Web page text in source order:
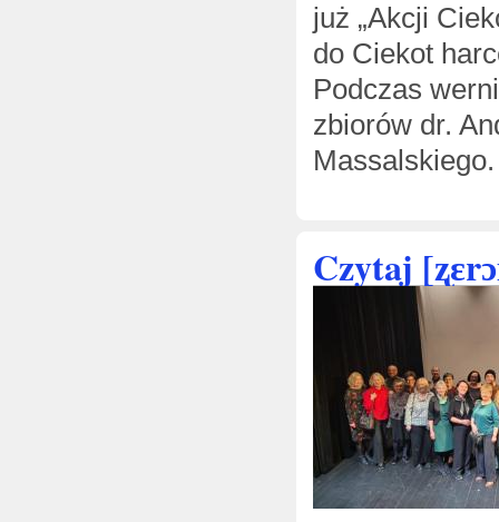
już „Akcji
do Ciekot
Podczas
zbiorów dr.
Czytaj